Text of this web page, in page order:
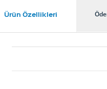
Ürün Özellikleri